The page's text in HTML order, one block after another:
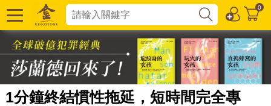
0
1分鐘終結慣性拖延，短時間完全專